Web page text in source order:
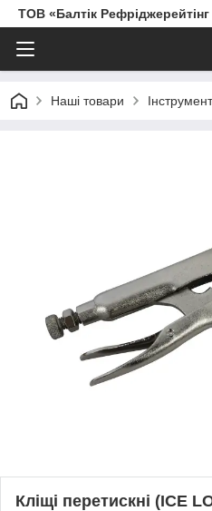
ТОВ «Балтік Рефріджерейтінг
Наші товари
Кліщі перетискні (ICE